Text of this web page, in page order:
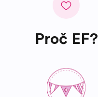
Proč EF?